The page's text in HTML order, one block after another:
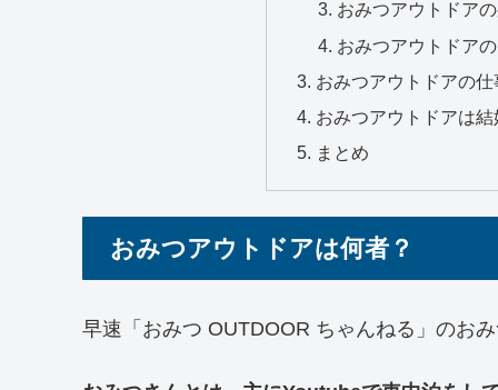
おみつアウトドア
おみつアウトドア
おみつアウトドアの
おみつアウトドアは
まとめ
おみつアウトドアは何者？
早速「おみつ OUTDOOR ちゃんねる」のお